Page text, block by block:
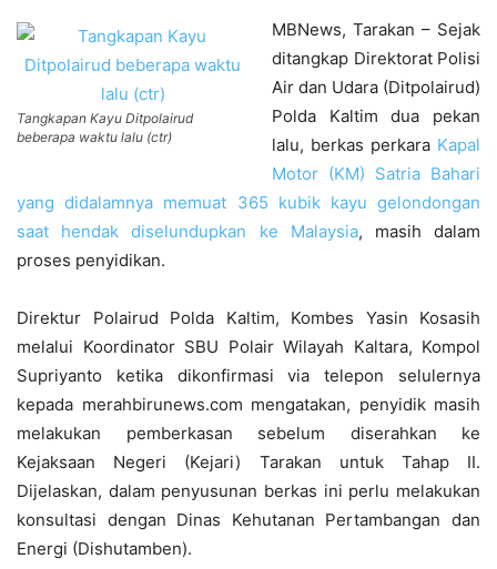
Tangkapan Kayu Ditpolairud
beberapa waktu lalu (ctr)
MBNews, Tarakan – Sejak
ditangkap Direktorat Polisi
Air dan Udara (Ditpolairud)
Polda Kaltim dua pekan
lalu, berkas perkara Kapal
Motor (KM) Satria Bahari
yang didalamnya memuat 365 kubik kayu gelondongan
saat hendak diselundupkan ke Malaysia, masih dalam
proses penyidikan.
Direktur Polairud Polda Kaltim, Kombes Yasin Kosasih
melalui Koordinator SBU Polair Wilayah Kaltara, Kompol
Supriyanto ketika dikonfirmasi via telepon selulernya
kepada merahbirunews.com mengatakan, penyidik masih
melakukan pemberkasan sebelum diserahkan ke
Kejaksaan Negeri (Kejari) Tarakan untuk Tahap II.
Dijelaskan, dalam penyusunan berkas ini perlu melakukan
konsultasi dengan Dinas Kehutanan Pertambangan dan
Energi (Dishutamben).